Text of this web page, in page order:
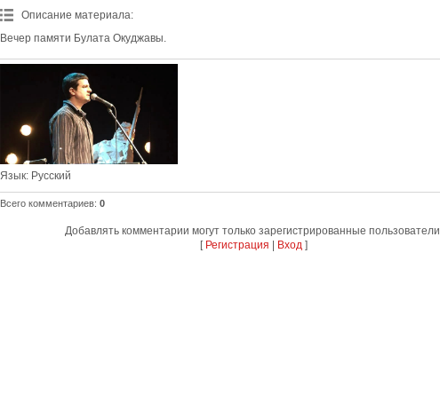
Описание материала:
Вечер памяти Булата Окуджавы.
Язык: Русский
Всего комментариев: 0
Добавлять комментарии могут только зарегистрированные пользователи.
[ Регистрация | Вход ]